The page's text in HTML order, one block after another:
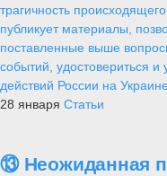
трагичность
публикует материалы,
поставленные выше
событий, удостовериться и
действий России на Украине.
28 января Статьи
⑬ Неожиданная